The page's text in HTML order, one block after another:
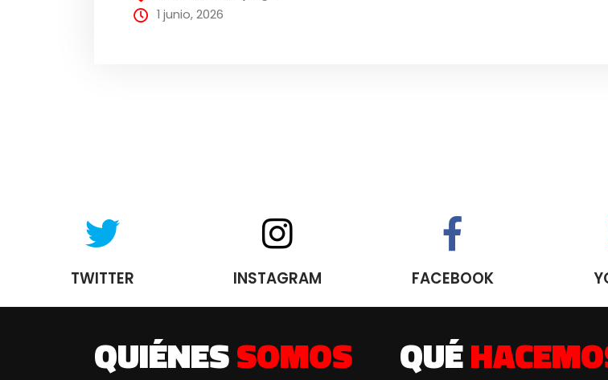
1 junio, 2026
TWITTER INSTAGRAM FACEBOOK
QUIÉNESSOMOS QUÉ